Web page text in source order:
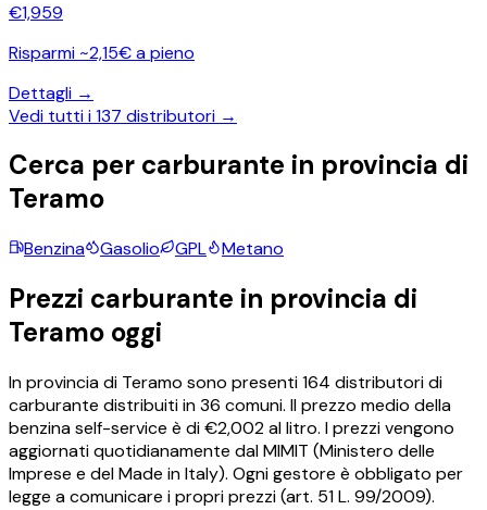
€1,959
Risparmi ~2,15€ a pieno
Dettagli →
Vedi tutti i137 distributori →
Cerca per carburante in provincia di
Teramo
Benzina Gasolio GPL Metano
Prezzi carburante in provincia di
Teramo oggi
In provincia di Teramo sono presenti164 distributori di
carburante distribuiti in36 comuni. Il prezzo medio della
benzina self-service è di €2,002al litro. I prezzi vengono
aggiornati quotidianamente dal MIMIT (Ministero delle
Imprese e del Made in Italy). Ogni gestore è obbligato per
legge a comunicare i propri prezzi (art. 51 L. 99/2009).